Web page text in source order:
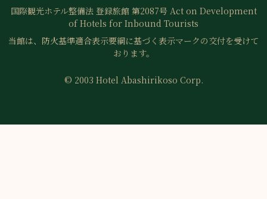
国際観光ホテル整備法 登録旅館 第2087号 Act on Development
of Hotels for Inbound Tourists
当館は、防火基準適合表示要綱に基づく表示マークの交付を受けて
おります。
© 2003 Hotel Abashirikoso Corp.